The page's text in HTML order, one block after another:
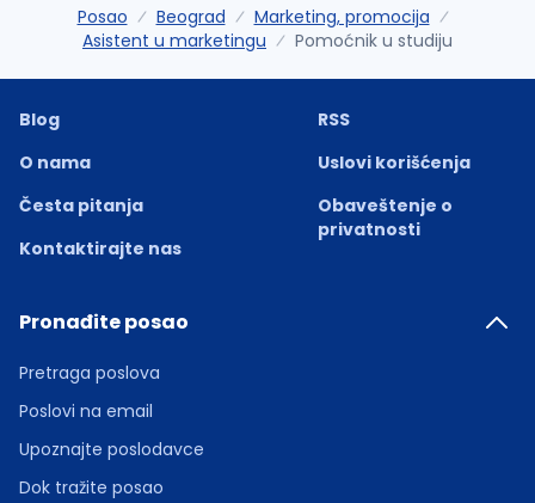
Posao Beograd
Marketing, promocija
Asistent u marketingu
Pomoćnik u studiju
Blog
O nama
Česta pitanja
Kontaktirajte nas
RSS
Uslovi korišćenja
Obaveštenje o
privatnosti
Pronađite posao
Pretraga poslova
Poslovi na email
Upoznajte poslodavce
Dok tražite posao